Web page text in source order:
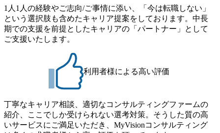
流改革/需給プロセス改革)【SSC SU】 ・SCM/ECMデータ・
プロセス分析・AI活用_Sustainable SCM Strategy Unit(Strategy
Consultant職)≪東京・大阪≫ ・コンサルタント(SCS SUオー
プンポジション)【SCS SU】 ※当日は全体での会社説明な
どはなく、個別選考のみの実施を予定しています ※1名あた
りの拘束時間は1時間～最大2時間半程度を想定しています
※1次面接と最終面接の間をなるべく空けないよう調整して
おりますが、調整が叶わないケースもございます オンライ
ン 書類選考通過者
・プログラム期間中はコンサルタントとの食事会、プロジ
ェクトのご紹介、ケースワークショップなどを実施します
・10月17日(土)開催の選考会にて採用面接を実施する予定で
す ※ご都合が合わない方は別途調整いたします 初回プロ
ラインまたはオフラインの実施 ※東京オフィスのみのご応
募となります。他オフィス希望を含めたご応募はお受けい
たしかねますのでご了承ください ● フルタイムでの職務経
歴を2年以上お持ちの方で、東京オフィスのコンサルタント
ポジションに応募意思がある方 ● 英語・日本語ともにビジ
ネスレベルの方 ※日本語が母国語でない方は日本語能力
試験N1またはそれ相当の上級レベルの日本語力(会話・読解
力)
1人1人の経験やご志向/ご事情に添い、「今は転職しない」
という選択肢も含めたキャリア提案をしております。中長
期での支援を前提としたキャリアの「パートナー」として
ご支援いたします。
利用者様による高い評価
丁寧なキャリア相談、適切なコンサルティングファームの
紹介、ここでしか受けられない選考対策。そうした質の高
いサービスにご満足いただき、MyVisionコンサルティング